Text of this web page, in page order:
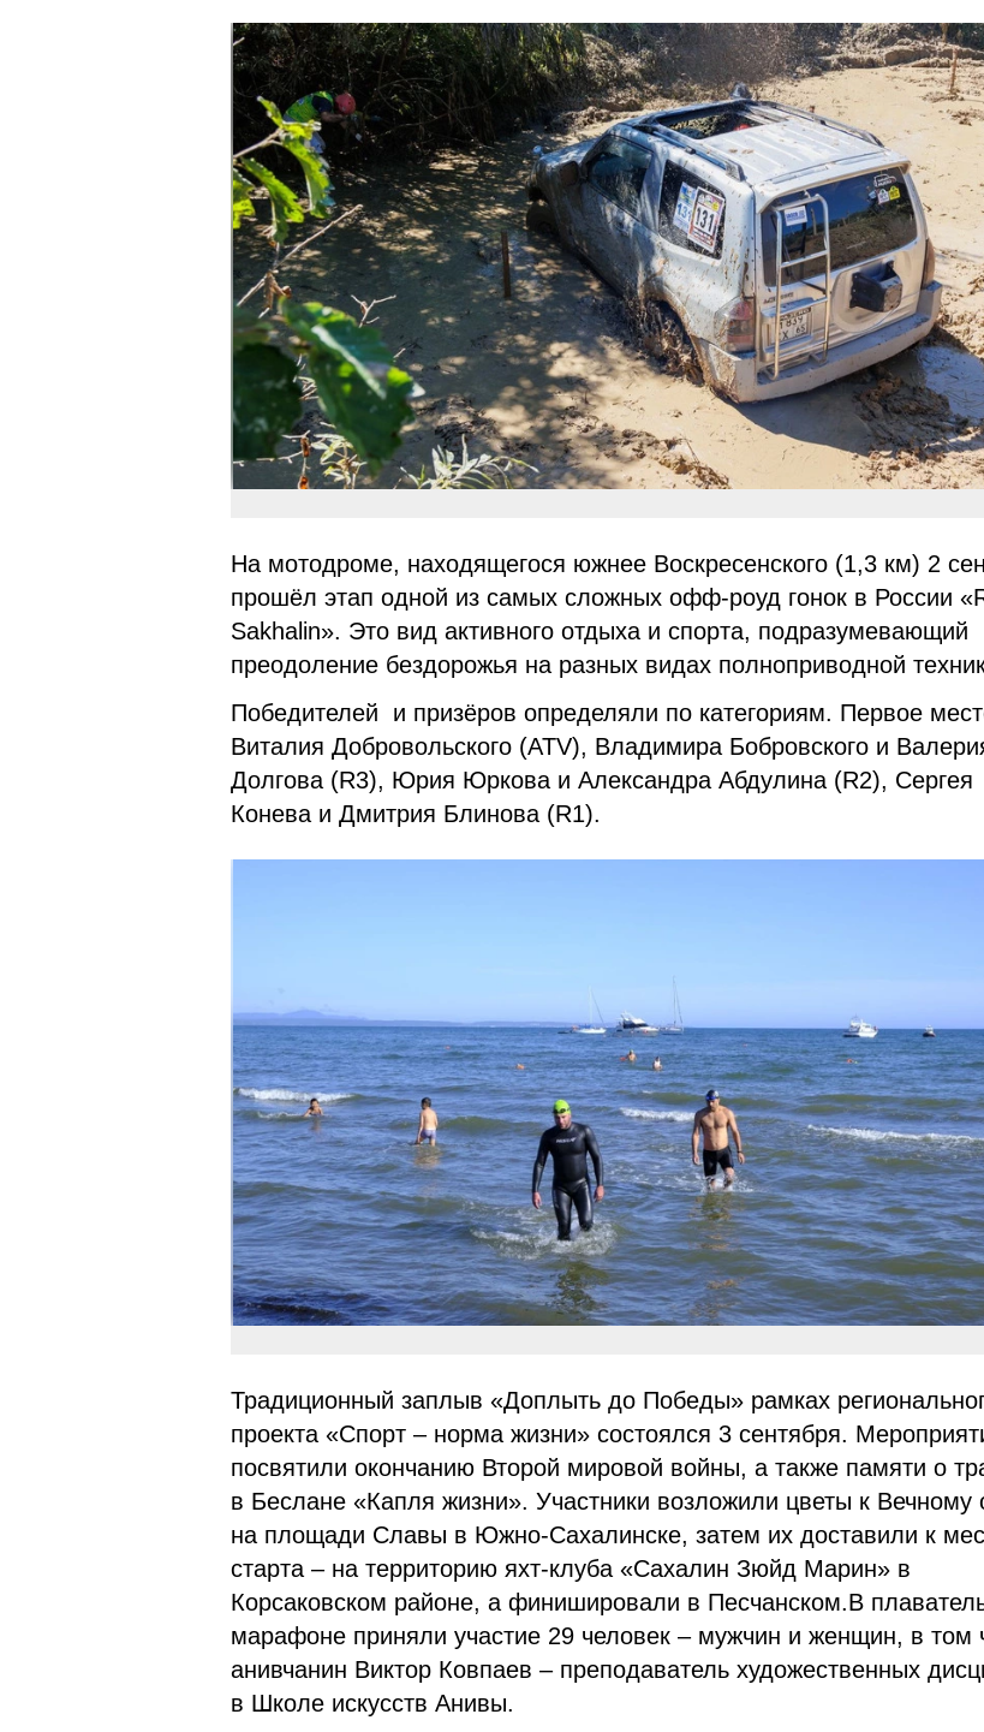
На мотодроме, находящегося южнее Воскресенского (1,3 км) 2
прошёл этап одной из самых сложных офф-роуд гонок в России
Sakhalin». Это вид активного отдыха и спорта, подразумевающий
преодоление бездорожья на разных видах полноприводной
Победителей и призёров определяли по категориям. Первое
Виталия Добровольского (ATV), Владимира Бобровского и
Долгова (R3), Юрия Юркова и Александра Абдулина (R2), Сергея
Конева и Дмитрия Блинова (R1).
Традиционный заплыв «Доплыть до Победы» рамках
проекта «Спорт – норма жизни» состоялся 3 сентября.
посвятили окончанию Второй мировой войны, а также памяти о
в Беслане «Капля жизни». Участники возложили цветы к Вечному
на площади Славы в Южно-Сахалинске, затем их доставили к
старта – на территорию яхт-клуба «Сахалин Зюйд Марин» в
Корсаковском районе, а финишировали в Песчанском.В
марафоне приняли участие 29 человек – мужчин и женщин, в том
анивчанин Виктор Ковпаев – преподаватель художественных
в Школе искусств Анивы.